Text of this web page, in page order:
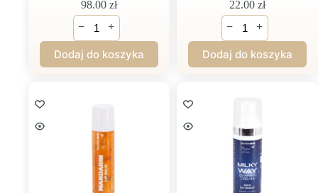
98.00 zł
ilość
RESVERATROL
SERUM
− +
Dodaj do koszyka
22.00 zł
ilość
CHOCO-
ORANGE
LIP
BALM
− +
Dodaj do koszyka